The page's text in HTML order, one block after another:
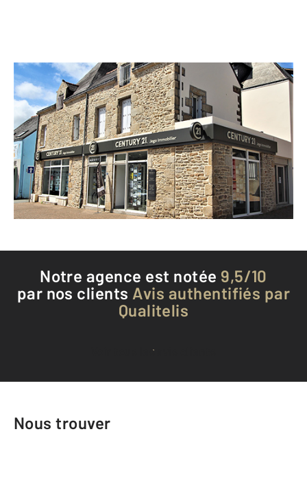
CENTURY 21 Jego Immobilier
16 place Saint Julien
MUZILLAC - 56190
Envoyer un message
Téléphoner à l'agence
Notre agence est notée 9,5/10
par nos clients Avis authentifiés par
Qualitelis
Voir tous les avis clients
Nous trouver